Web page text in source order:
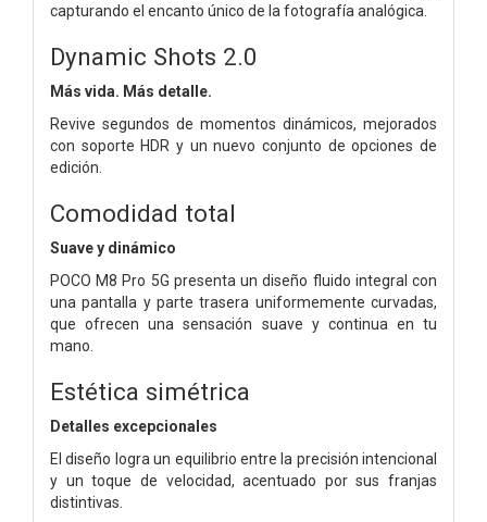
capturando el encanto único de la fotografía analógica.
Dynamic Shots 2.0
Más vida. Más detalle.
Revive segundos de momentos dinámicos, mejorados
con soporte HDR y un nuevo conjunto de opciones de
edición.
Comodidad total
Suave y dinámico
POCO M8 Pro 5G presenta un diseño fluido integral con
una pantalla y parte trasera uniformemente curvadas,
que ofrecen una sensación suave y continua en tu
mano.
Estética simétrica
Detalles excepcionales
El diseño logra un equilibrio entre la precisión intencional
y un toque de velocidad, acentuado por sus franjas
distintivas.